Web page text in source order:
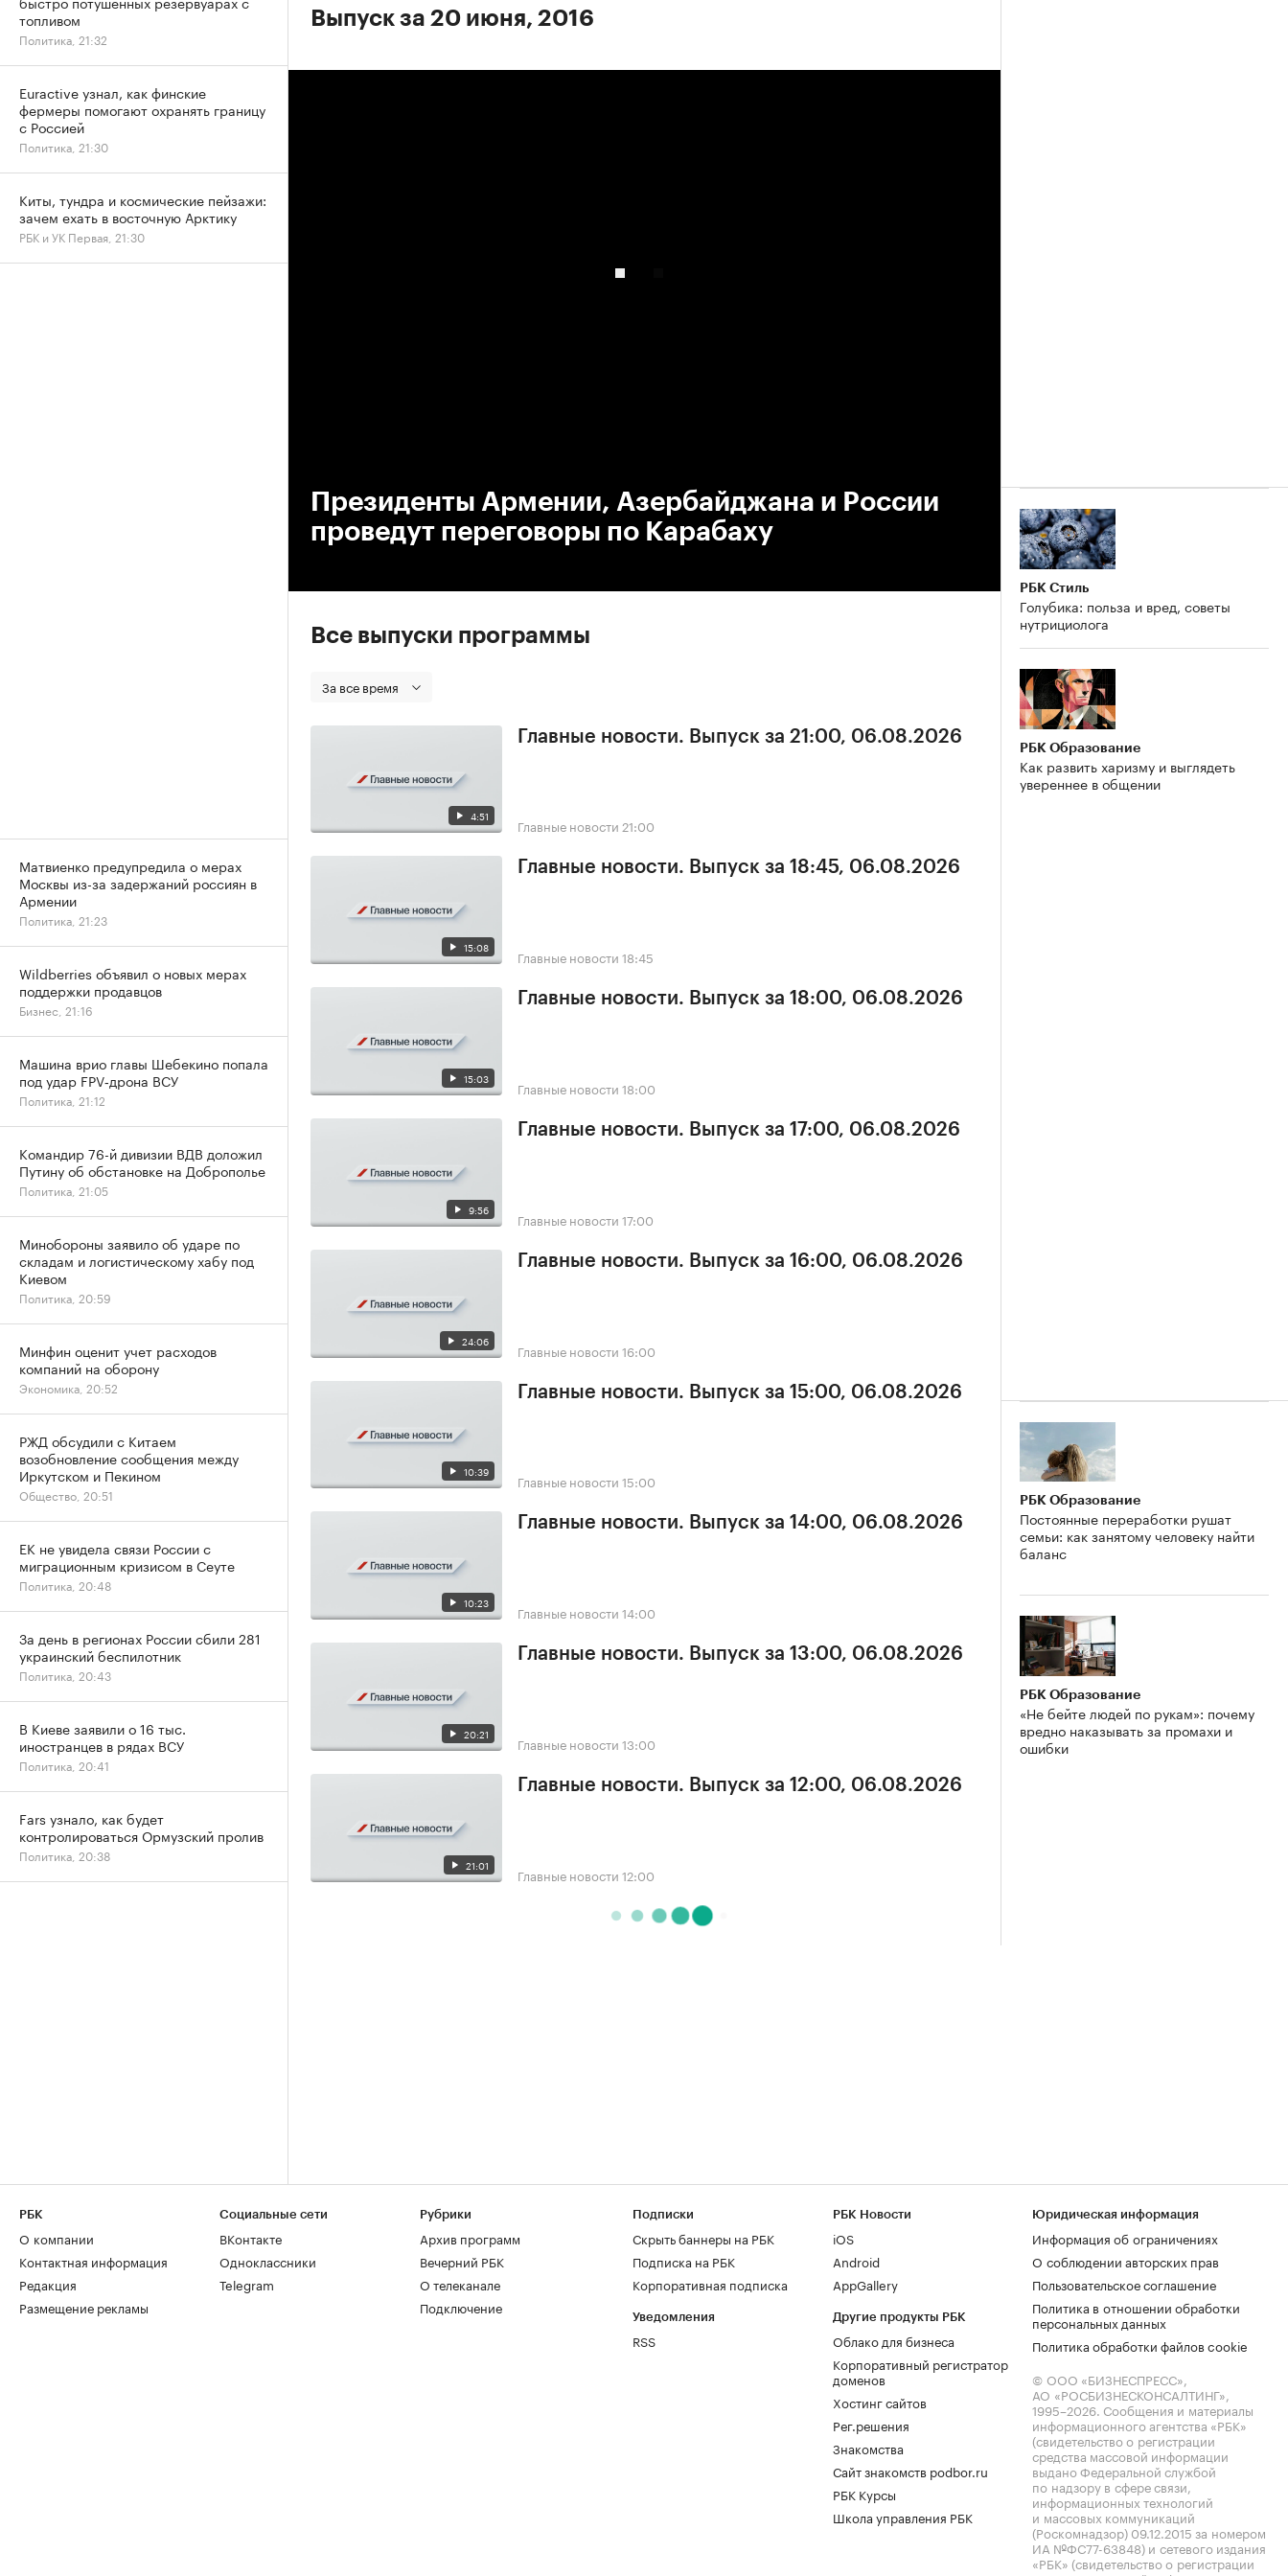
Выпуск за 20 июня, 2016
Президенты Армении, Азербайджана и России
проведут переговоры по Карабаху
Все выпуски программы
За все время
4:51
Главные новости. Выпуск за 21:00, 06.08.2026
Главные новости 21:00
15:08
Главные новости. Выпуск за 18:45, 06.08.2026
Главные новости 18:45
15:03
Главные новости. Выпуск за 18:00, 06.08.2026
Главные новости 18:00
9:56
Главные новости. Выпуск за 17:00, 06.08.2026
Главные новости 17:00
24:06
Главные новости. Выпуск за 16:00, 06.08.2026
Главные новости 16:00
10:39
Главные новости. Выпуск за 15:00, 06.08.2026
Главные новости 15:00
10:23
Главные новости. Выпуск за 14:00, 06.08.2026
Главные новости 14:00
20:21
Главные новости. Выпуск за 13:00, 06.08.2026
Главные новости 13:00
21:01
Главные новости. Выпуск за 12:00, 06.08.2026
Главные новости 12:00
РБК Стиль
Голубика: польза и вред, советы
нутрициолога
РБК Образование
Как развить харизму и выглядеть
увереннее в общении
РБК Образование
Постоянные переработки рушат
семьи: как занятому человеку найти
баланс
РБК Образование
«Не бейте людей по рукам»: почему
вредно наказывать за промахи и
ошибки
топливом
Политика, 21:32
Euractive узнал, как финские
фермеры помогают охранять границу
с Россией
Политика, 21:30
Киты, тундра и космические пейзажи:
зачем ехать в восточную Арктику
РБК и УК Первая, 21:30
Матвиенко предупредила о мерах
Москвы из-за задержаний россиян в
Армении
Политика, 21:23
Wildberries объявил о новых мерах
поддержки продавцов
Бизнес, 21:16
Машина врио главы Шебекино попала
под удар FPV‑дрона ВСУ
Политика, 21:12
Командир 76-й дивизии ВДВ доложил
Путину об обстановке на Доброполье
Политика, 21:05
Минобороны заявило об ударе по
складам и логистическому хабу под
Киевом
Политика, 20:59
Минфин оценит учет расходов
компаний на оборону
Экономика, 20:52
РЖД обсудили с Китаем
возобновление сообщения между
Иркутском и Пекином
Общество, 20:51
ЕК не увидела связи России с
миграционным кризисом в Сеуте
Политика, 20:48
За день в регионах России сбили 281
украинский беспилотник
Политика, 20:43
В Киеве заявили о 16 тыс.
иностранцев в рядах ВСУ
Политика, 20:41
Fars узнало, как будет
контролироваться Ормузский пролив
Политика, 20:38
РБК
О компании
Контактная информация
Редакция
Размещение рекламы
Социальные сети
ВКонтакте
Одноклассники
Telegram
Рубрики
Архив программ
Вечерний РБК
О телеканале
Подключение
Подписки
Скрыть баннеры на РБК
Подписка на РБК
Корпоративная подписка
Уведомления
RSS
РБК Новости
iOS
Android
AppGallery
Другие продукты РБК
Облако для бизнеса
Корпоративный регистратор
доменов
Хостинг сайтов
Рег.решения
Знакомства
Сайт знакомств podbor.ru
РБК Курсы
Школа управления РБК
Юридическая информация
Информация об ограничениях
О соблюдении авторских прав
Пользовательское соглашение
Политика в отношении обработки
персональных данных
Политика обработки файлов cookie
© ООО «БИЗНЕСПРЕСС»,
АО «РОСБИЗНЕСКОНСАЛТИНГ»,
1995–2026. Сообщения и материалы
информационного агентства «РБК»
(свидетельство о регистрации
средства массовой информации
выдано Федеральной службой
по надзору в сфере связи,
информационных технологий
и массовых коммуникаций
(Роскомнадзор) 09.12.2015 за номером
ИА №ФС77-63848) и сетевого издания
«РБК» (свидетельство о регистрации